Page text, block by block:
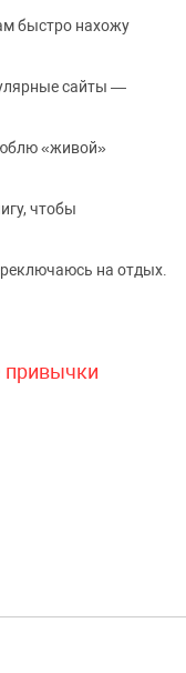
быстро нахожу
сайты —
«живой»
чтобы
на отдых.
привычки